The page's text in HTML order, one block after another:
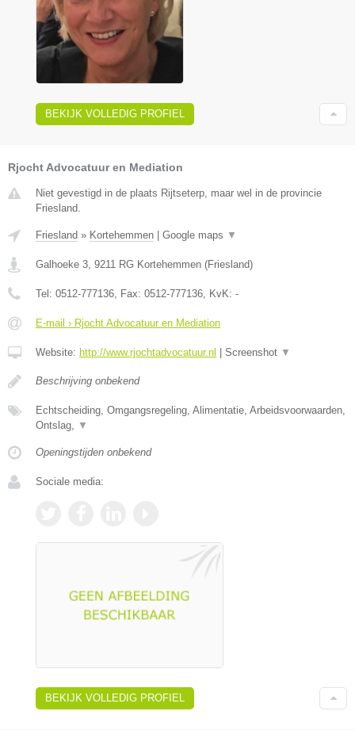
BEKIJK VOLLEDIG PROFIEL
Rjocht Advocatuur en Mediation
Niet gevestigd in de plaats Rijtseterp, maar wel in de provincie
Friesland.
Friesland » Kortehemmen Google maps ▼
Galhoeke 3, 9211 RG Kortehemmen (Friesland)
Tel: 0512-777136, Fax: 0512-777136, KvK: -
E-mail › Rjocht Advocatuur en Mediation
Website: http://www.rjochtadvocatuur.nl Screenshot ▼
Beschrijving onbekend
Echtscheiding, Omgangsregeling, Alimentatie, Arbeidsvoorwaarden,
Ontslag, ▼
Openingstijden onbekend
Sociale media:
BEKIJK VOLLEDIG PROFIEL